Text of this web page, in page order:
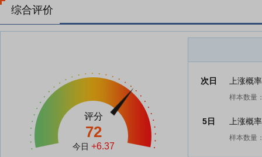
综合评价
评分
72
今日 +6.37
次日 上涨概
样本数量
5日 上涨概
样本数量